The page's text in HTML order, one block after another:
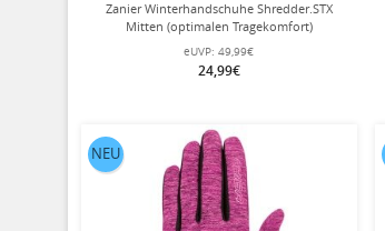
Zanier Winterhandschuhe Shredder.STX
Mitten (optimalen Tragekomfort)
eUVP: 49,99€
24,99€
NEU